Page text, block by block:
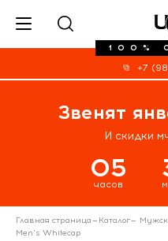
100%
+7
Звенят
И скидки
05
часов
Главная страница— Каталог—
Men's Whitecap